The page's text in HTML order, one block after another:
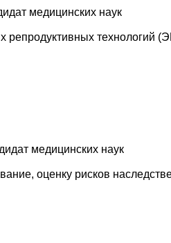
медицинских наук
репродуктивных технологий
медицинских наук
оценку рисков